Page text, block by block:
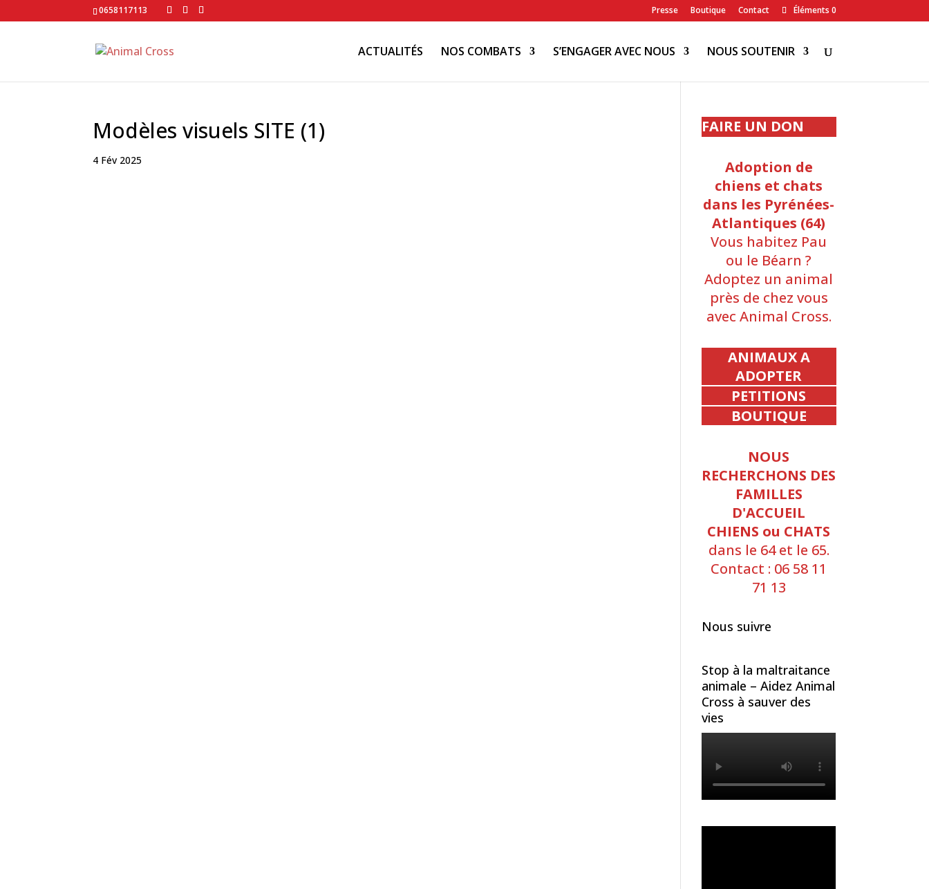
0658117113 Presse Boutique Contact Éléments 0
ACTUALITÉS NOS COMBATS S’ENGAGER AVEC NOUS NOUS SOUTENIR
Modèles visuels SITE (1)
4 Fév 2025
FAIRE UN DON
Adoption de
chiens et chats
dans les Pyrénées-
Atlantiques (64)
Vous habitez Pau
ou le Béarn ?
Adoptez un animal
près de chez vous
avec Animal Cross.
ANIMAUX A
ADOPTER
PETITIONS
BOUTIQUE
NOUS
RECHERCHONS DES
FAMILLES
D'ACCUEIL
CHIENS ou CHATS
dans le 64 et le 65.
Contact : 06 58 11
71 13
Nous suivre
Stop à la maltraitance
animale – Aidez Animal
Cross à sauver des
vies